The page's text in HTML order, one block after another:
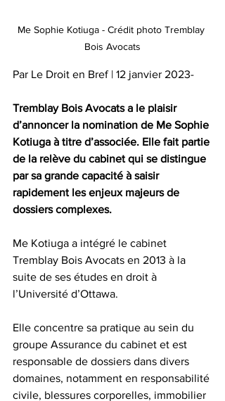
Me Sophie Kotiuga - Crédit photo Tremblay
Bois Avocats
Par Le Droit en Bref | 12 janvier 2023-
Tremblay Bois Avocats a le plaisir
d’annoncer la nomination de Me Sophie
Kotiuga à titre d’associée. Elle fait partie
de la relève du cabinet qui se distingue
par sa grande capacité à saisir
rapidement les enjeux majeurs de
dossiers complexes.
Me Kotiuga a intégré le cabinet
Tremblay Bois Avocats en 2013 à la
suite de ses études en droit à
l’Université d’Ottawa.
Elle concentre sa pratique au sein du
groupe Assurance du cabinet et est
responsable de dossiers dans divers
domaines, notamment en responsabilité
civile, blessures corporelles, immobilier